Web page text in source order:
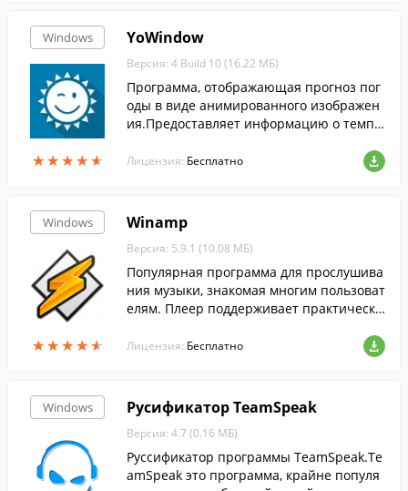
Windows
★★★★★
★★★★★
YoWindow
Версия: 4 Build 10 (16.22 МБ)
Программа, отображающая прогноз пог
оды в виде анимированного изображен
ия.Предоставляет информацию о темпе
и ветра, облачности и пр.
Лицензия: Бесплатно
Windows
★★★★★
★★★★★
Winamp
Версия: 5.9.1 (10.08 МБ)
Популярная программа для прослушива
ния музыки, знакомая многим пользоват
елям. Плеер поддерживает практически
также понимает видеоформаты.
Лицензия: Бесплатно
Windows Русификатор TeamSpeak
Версия: 4.7 (0.16 МБ)
Руссификатор программы TeamSpeak.Te
amSpeak это программа, крайне популя